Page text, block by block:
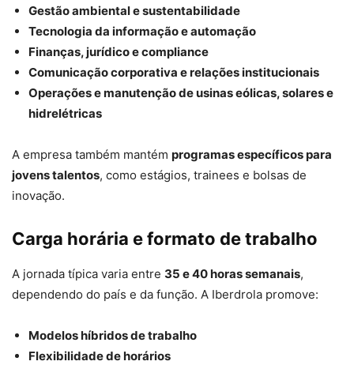
Gestão ambiental e sustentabilidade
Tecnologia da informação e automação
Finanças, jurídico e compliance
Comunicação corporativa e relações institucionais
Operações e manutenção de usinas eólicas, solares e
hidrelétricas
A empresa também mantém programas específicos para
jovens talentos, como estágios, trainees e bolsas de
inovação.
Carga horária e formato de trabalho
A jornada típica varia entre 35 e 40 horas semanais,
dependendo do país e da função. A Iberdrola promove:
Modelos híbridos de trabalho
Flexibilidade de horários